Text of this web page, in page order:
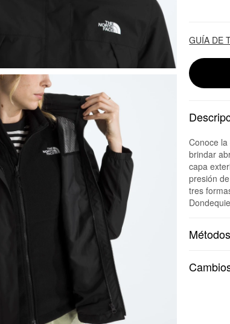
GUÍA DE
Conoce
brindar
capa
presión
tres